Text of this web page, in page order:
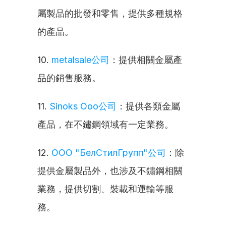
屬製品的批發和零售，提供多種規格
的產品。
10. metalsale公司 ：提供相關金屬產
品的銷售服務。
11. Sinoks Ooo公司 ：提供各類金屬
產品，在不鏽鋼領域有一定業務。
12. ООО "БелСтилГрупп"公司 ：除
提供金屬製品外，也涉及不鏽鋼相關
業務，提供切割、裝載和運輸等服
務。